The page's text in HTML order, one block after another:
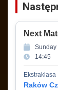
Next
Sunday
14:45
Ekstraklasa
Raków